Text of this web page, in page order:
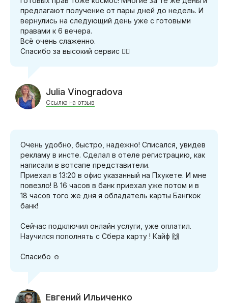
предлагают получение от пары дней до недель. И
вернулись на следующий день уже с готовыми
правами к 6 вечера.
Всё очень слаженно.
Спасибо за высокий сервис 👍🏻
Julia Vinogradova
Ссылка на отзыв
Очень удобно, быстро, надежно! Списался, увидев
рекламу в инсте. Сделал в отеле регистрацию, как
написали в вотсапе представители.
Приехал в 13:20 в офис указанный на Пхукете. И мне
повезло! В 16 часов в банк приехал уже потом и в
18 часов того же дня я обладатель карты Бангкок
банк!
Сейчас подключил онлайн услуги, уже оплатил.
Научился пополнять с Сбера карту ! Кайф 🙌
Спасибо ☺️
Евгений Ильиченко